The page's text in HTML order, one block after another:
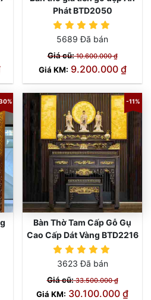
Phát BTD2050
5689 Đã bán
Giá cũ:10.600.000 ₫
Giá KM: 9.200.000 ₫
-11%
Bàn Thờ Tam Cấp Gỗ Gụ
Cao Cấp Dát Vàng BTD2216
3623 Đã bán
Giá cũ:33.500.000 ₫
Giá KM: 30.100.000 ₫